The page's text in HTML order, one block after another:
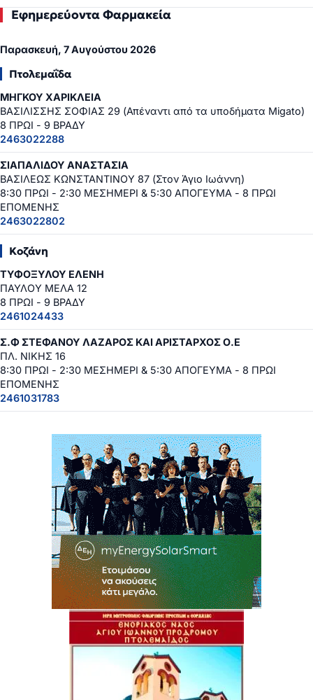
Εφημερεύοντα Φαρμακεία
Παρασκευή, 7 Αυγούστου 2026
Πτολεμαΐδα
ΜΗΓΚΟΥ ΧΑΡΙΚΛΕΙΑ
ΒΑΣΙΛΙΣΣΗΣ ΣΟΦΙΑΣ 29 (Απέναντι από τα υποδήματα Migato)
8 ΠΡΩΙ - 9 ΒΡΑΔΥ
2463022288
ΣΙΑΠΑΛΙΔΟΥ ΑΝΑΣΤΑΣΙΑ
ΒΑΣΙΛΕΩΣ ΚΩΝΣΤΑΝΤΙΝΟΥ 87 (Στον Άγιο Ιωάννη)
8:30 ΠΡΩΙ - 2:30 ΜΕΣΗΜΕΡΙ & 5:30 ΑΠΟΓΕΥΜΑ - 8 ΠΡΩΙ
ΕΠΟΜΕΝΗΣ
2463022802
Κοζάνη
ΤΥΦΟΞΥΛΟΥ ΕΛΕΝΗ
ΠΑΥΛΟΥ ΜΕΛΑ 12
8 ΠΡΩΙ - 9 ΒΡΑΔΥ
2461024433
Σ.Φ ΣΤΕΦΑΝΟΥ ΛΑΖΑΡΟΣ ΚΑΙ ΑΡΙΣΤΑΡΧΟΣ Ο.Ε
ΠΛ. ΝΙΚΗΣ 16
8:30 ΠΡΩΙ - 2:30 ΜΕΣΗΜΕΡΙ & 5:30 ΑΠΟΓΕΥΜΑ - 8 ΠΡΩΙ
ΕΠΟΜΕΝΗΣ
2461031783